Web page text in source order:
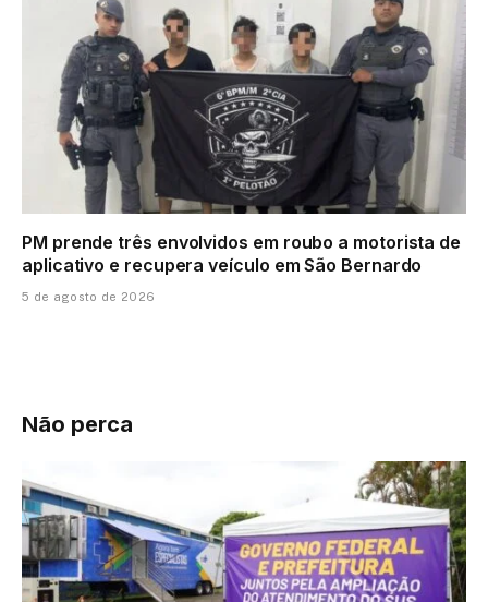
PM prende três envolvidos em roubo a motorista de
aplicativo e recupera veículo em São Bernardo
5 de agosto de 2026
Não perca